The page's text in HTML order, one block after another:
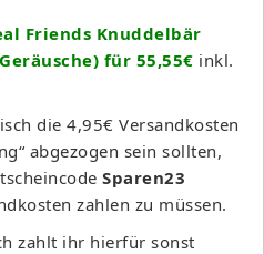
Friends Knuddelbär
für 55,55€ inkl.
die 4,95€ Versandkosten
abgezogen sein sollten,
Sparen23
zahlen zu müssen.
zahlt ihr hierfür sonst